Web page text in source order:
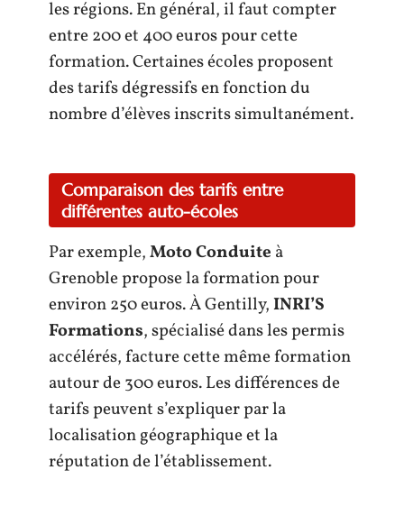
les régions. En général, il faut compter
entre 200 et 400 euros pour cette
formation. Certaines écoles proposent
des tarifs dégressifs en fonction du
nombre d’élèves inscrits simultanément.
Comparaison des tarifs entre
différentes auto-écoles
Par exemple,Moto Conduite à
Grenoble propose la formation pour
environ 250 euros. À Gentilly,INRI’S
Formations, spécialisé dans les permis
accélérés, facture cette même formation
autour de 300 euros. Les différences de
tarifs peuvent s’expliquer par la
localisation géographique et la
réputation de l’établissement.